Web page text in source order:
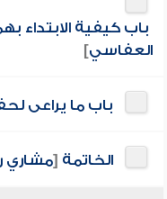
باب كيفية الابتداء
العفاسي]
باب ما يراعى
الخاتمة [مشاري